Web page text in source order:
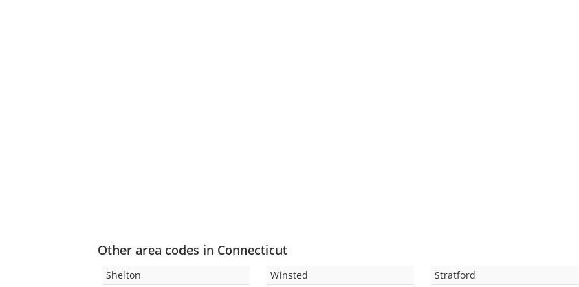
Other area codes in Connecticut
Shelton
Winsted
Stratford